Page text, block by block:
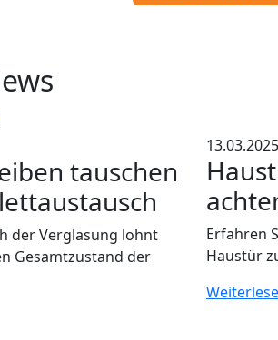
tauschen
der Verglasung lohnt
Gesamtzustand der
13.03.2025
Erfahren
Haustür